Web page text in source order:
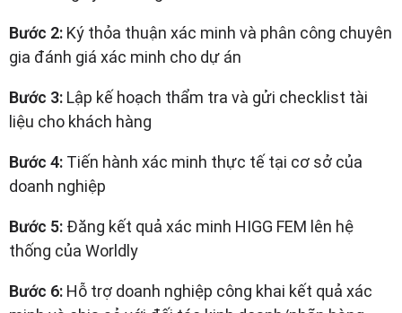
Bước 2: Ký thỏa thuận xác minh và phân công chuyên
gia đánh giá xác minh cho dự án
Bước 3: Lập kế hoạch thẩm tra và gửi checklist tài
liệu cho khách hàng
Bước 4: Tiến hành xác minh thực tế tại cơ sở của
doanh nghiệp
Bước 5: Đăng kết quả xác minh HIGG FEM lên hệ
thống của Worldly
Bước 6: Hỗ trợ doanh nghiệp công khai kết quả xác